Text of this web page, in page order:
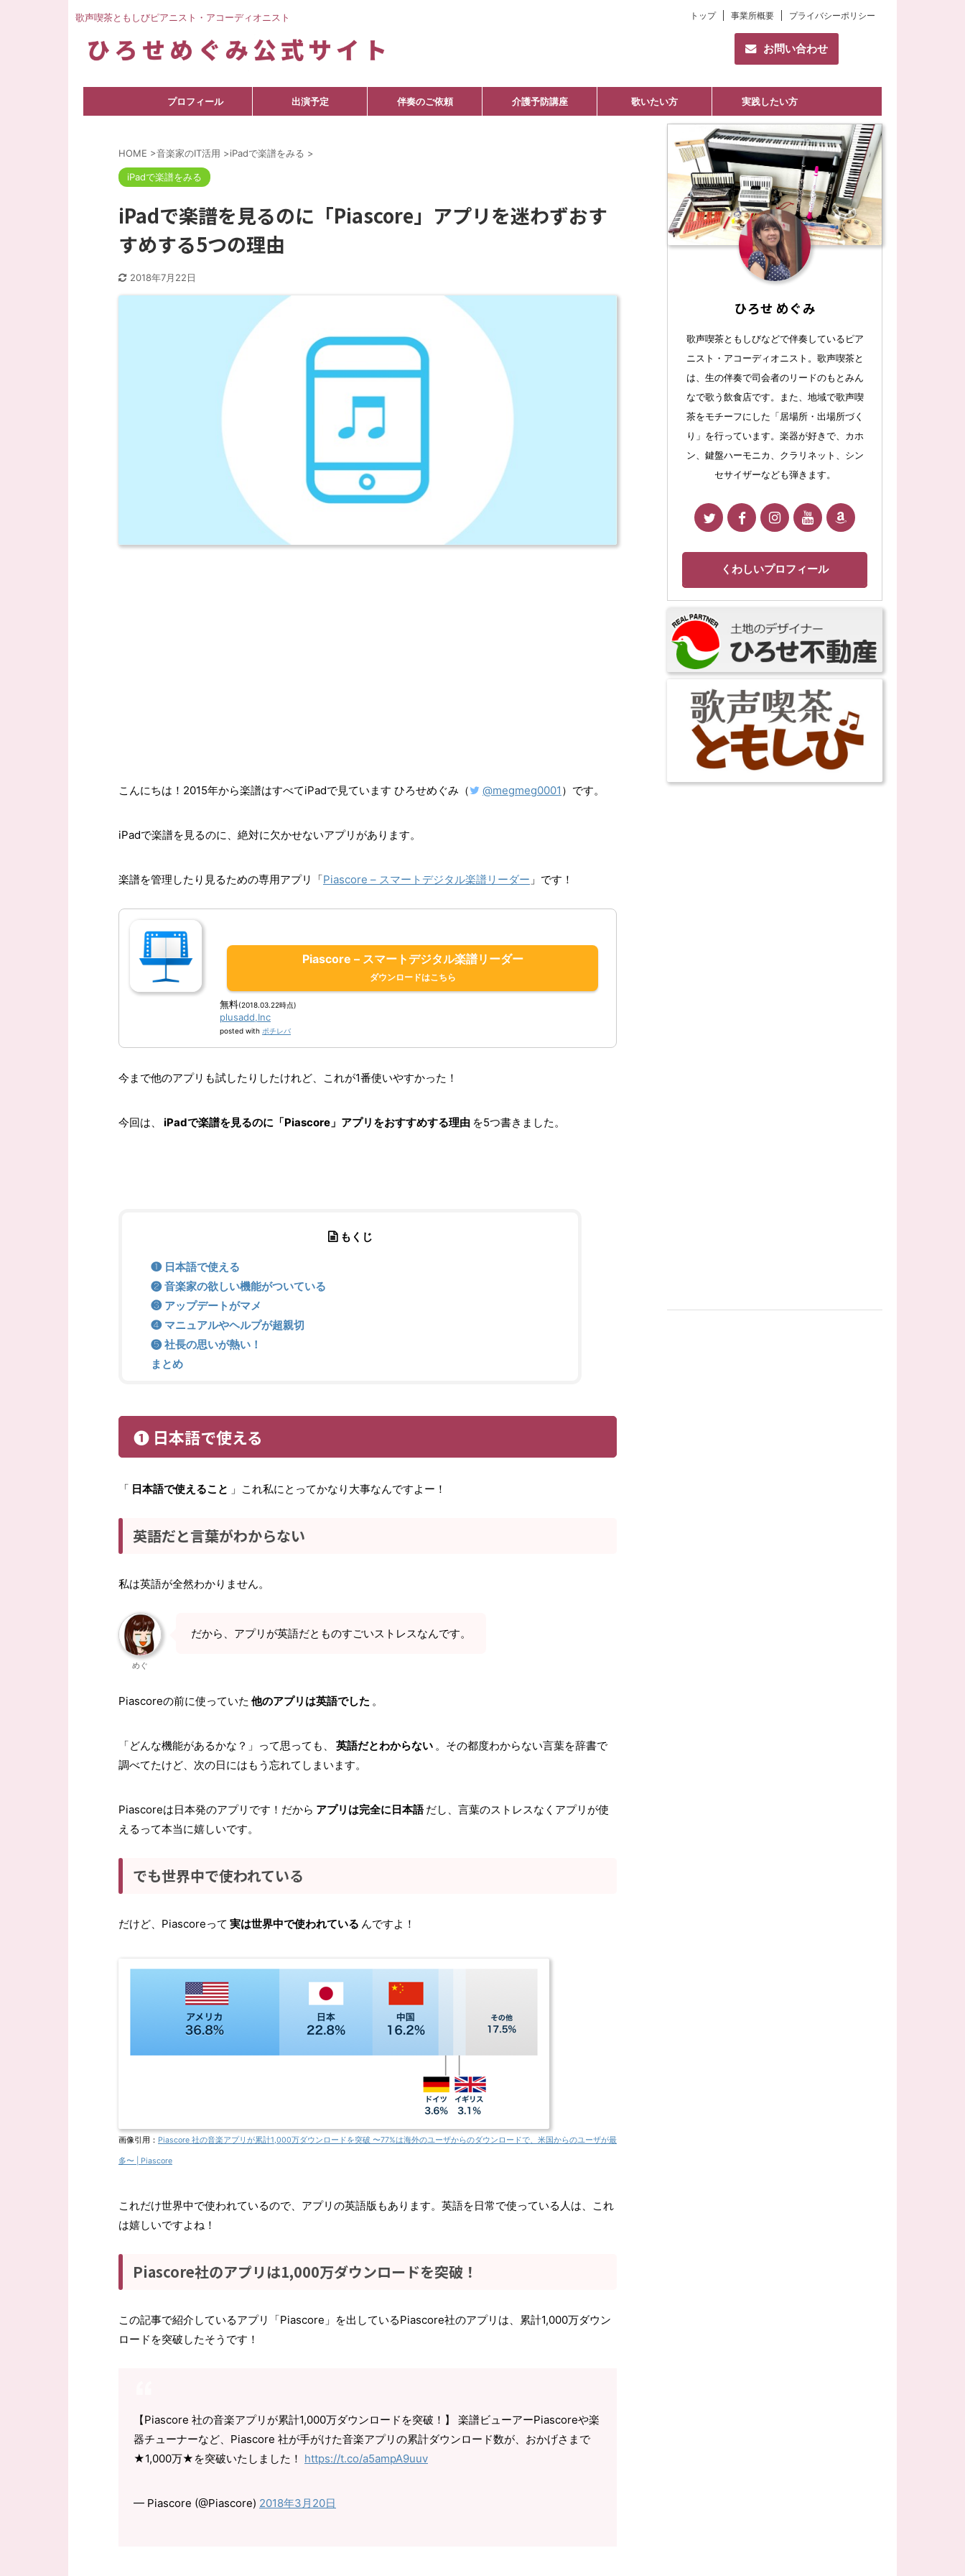
歌声喫茶ともしびピアニスト・アコーディオニスト トップ 事業所概要 プライバシーポリシー
お問い合わせ
プロフィール 出演予定 伴奏のご依頼 介護予防講座 歌いたい方 実践したい方
HOME >音楽家のIT活用 >iPadで楽譜をみる >
iPadで楽譜をみる
iPadで楽譜を見るのに「Piascore」アプリを迷わずおす
すめする5つの理由
2018年7月22日
こんにちは！2015年から楽譜はすべてiPadで見ています ひろせめぐみ（ @megmeg0001 ）です。
iPadで楽譜を見るのに、絶対に欠かせないアプリがあります。
楽譜を管理したり見るための専用アプリ「Piascore – スマートデジタル楽譜リーダー 」です！
Piascore – スマートデジタル楽譜リーダー
無料(2018.03.22時点)
plusadd,Inc
posted with ポチレバ
今まで他のアプリも試したりしたけれど、これが1番使いやすかった！
今回は、 iPadで楽譜を見るのに「Piascore」アプリをおすすめする理由 を5つ書きました。
もくじ
❶ 日本語で使える
❷ 音楽家の欲しい機能がついている
❸ アップデートがマメ
❹ マニュアルやヘルプが超親切
❺ 社長の思いが熱い！
まとめ
❶ 日本語で使える
「 日本語で使えること 」これ私にとってかなり大事なんですよー！
英語だと言葉がわからない
私は英語が全然わかりません。
めぐ
だから、アプリが英語だとものすごいストレスなんです。
Piascoreの前に使っていた 他のアプリは英語でした 。
「どんな機能があるかな？」って思っても、 英語だとわからない 。その都度わからない言葉を辞書で
調べてたけど、次の日にはもう忘れてしまいます。
Piascoreは日本発のアプリです！だから アプリは完全に日本語 だし、言葉のストレスなくアプリが使
えるって本当に嬉しいです。
でも世界中で使われている
だけど、Piascoreって 実は世界中で使われている んですよ！
画像引用： Piascore 社の音楽アプリが累計1,000万ダウンロードを突破 〜77%は海外のユーザからのダウンロードで、米国からのユーザが最
多〜 | Piascore
これだけ世界中で使われているので、アプリの英語版もあります。英語を日常で使っている人は、これ
は嬉しいですよね！
Piascore社のアプリは1,000万ダウンロードを突破！
この記事で紹介しているアプリ「Piascore」を出しているPiascore社のアプリは、累計1,000万ダウン
ロードを突破したそうです！
【Piascore 社の音楽アプリが累計1,000万ダウンロードを突破！】 楽譜ビューアーPiascoreや楽
器チューナーなど、Piascore 社が手がけた音楽アプリの累計ダウンロード数が、おかげさまで
★1,000万★を突破いたしました！ https://t.co/a5ampA9uuv
— Piascore (@Piascore) 2018年3月20日
ひろせ めぐみ
歌声喫茶ともしびなどで伴奏しているピア
ニスト・アコーディオニスト。歌声喫茶と
は、生の伴奏で司会者のリードのもとみん
なで歌う飲食店です。また、地域で歌声喫
茶をモチーフにした「居場所・出場所づく
り」を行っています。楽器が好きで、カホ
ン、鍵盤ハーモニカ、クラリネット、シン
セサイザーなども弾きます。
くわしいプロフィール